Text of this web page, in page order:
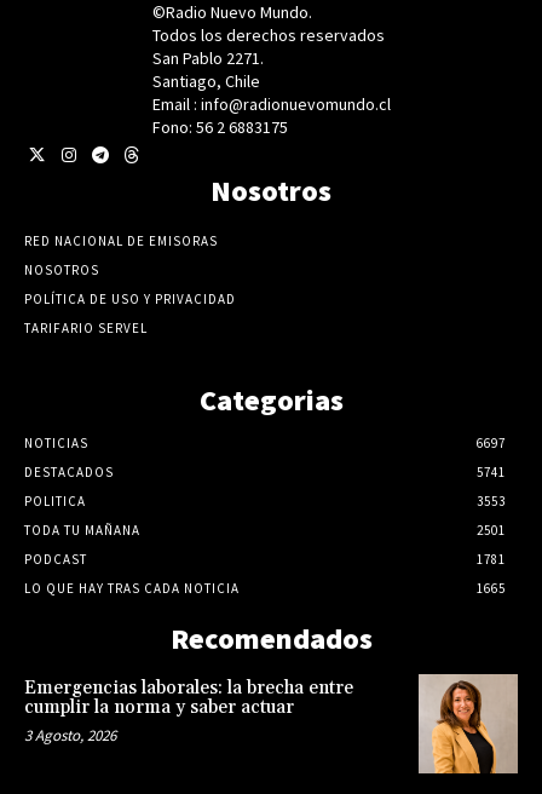
©Radio Nuevo Mundo.
Todos los derechos reservados
San Pablo 2271.
Santiago, Chile
Email : info@radionuevomundo.cl
Fono: 56 2 6883175
Nosotros
RED NACIONAL DE EMISORAS
NOSOTROS
POLÍTICA DE USO Y PRIVACIDAD
TARIFARIO SERVEL
Categorias
NOTICIAS
6697
DESTACADOS
5741
POLITICA
3553
TODA TU MAÑANA
2501
PODCAST
1781
LO QUE HAY TRAS CADA NOTICIA
1665
Recomendados
Emergencias laborales: la brecha entre
cumplir la norma y saber actuar
3 Agosto, 2026